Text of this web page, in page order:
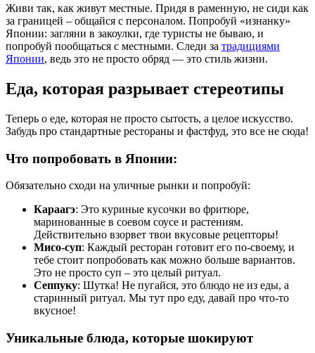
Живи так, как живут местные. Придя в раменную, не сиди как
за границей – общайся с персоналом. Попробуй «изнанку»
Японии: загляни в закоулки, где туристы не бываю, и
попробуй пообщаться с местными. Следи за традициями
Японии, ведь это не просто обряд — это стиль жизни.
Еда, которая разрывает стереотипы
Теперь о еде, которая не просто сытость, а целое искусство.
Забудь про стандартные рестораны и фастфуд, это все не сюда!
Что попробовать в Японии:
Обязательно сходи на уличные рынки и попробуй:
Караагэ: Это куриные кусочки во фритюре,
маринованные в соевом соусе и растениям.
Действительно взорвет твои вкусовые рецепторы!
Мисо-суп: Каждый ресторан готовит его по-своему, и
тебе стоит попробовать как можно больше вариантов.
Это не просто суп – это целый ритуал.
Сеппуку: Шутка! Не пугайся, это блюдо не из еды, а
старинный ритуал. Мы тут про еду, давай про что-то
вкусное!
Уникальные блюда, которые шокируют